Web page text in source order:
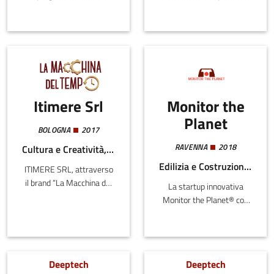
ambienti di lavoro e
della casa e degli
spazi urbani.
di rivoluzionare il processo
efficace.
Itimere Srl
BOLOGNA 2017
Cultura e Creatività, Digitale
ITIMERE SRL, attraverso
il brand “La Macchina del
può sperimentare,
diverse esperienze VR con
Monitor the
Planet
RAVENNA 2018
Edilizia e Costruzioni, Energia e Sostenibilità, Meccatronica e Materiali, Turismo
La startup innovativa
Monitor the Planet® con
e offre servizi di
d’avanguardia con le
Deeptech Deeptech